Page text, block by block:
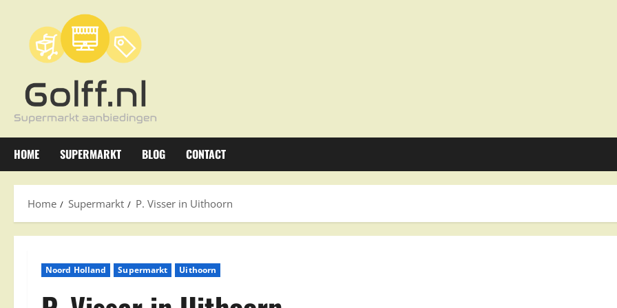
inhoud
HOME SUPERMARKT BLOG CONTACT
Home Supermarkt P. Visser in Uithoorn
Noord Holland Supermarkt Uithoorn